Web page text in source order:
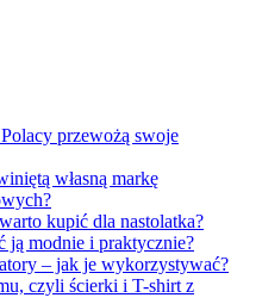
przewożą swoje
własną markę
kupić dla nastolatka?
ją modnie i praktycznie?
– jak je wykorzystywać?
czyli ścierki i T-shirt z